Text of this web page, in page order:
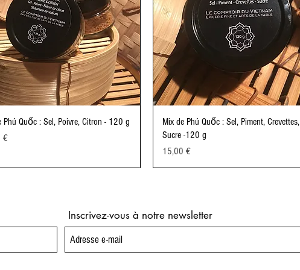
Phú Quốc : Sel, Poivre, Citron - 120 g
€
Mix de Phú Quốc : Sel, Piment, Crevettes,
Sucre -120 g
Prix
15,00 €
Inscrivez-vous à notre newsletter